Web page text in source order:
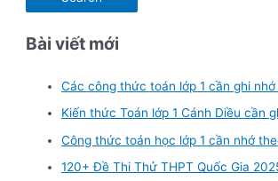
Bài viết mới
Các công thức toán lớp 1 cần ghi nhớ
Kiến thức Toán lớp 1 Cánh Diều cần
Công thức toán học lớp 1 cần nhớ
120+ Đề Thi Thử THPT Quốc Gia